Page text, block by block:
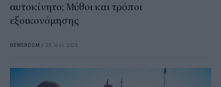
αυτοκίνητο; Μύθοι και τρόποι
εξοικονόμησης
NEWSROOM / 29 Ιουν 2026